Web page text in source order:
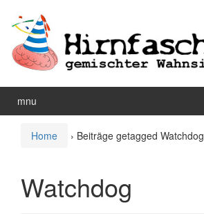
Inhalt
wechseln
Hauptmenü
springen
mnu
Home › Beiträge getagged Watchdog
Watchdog